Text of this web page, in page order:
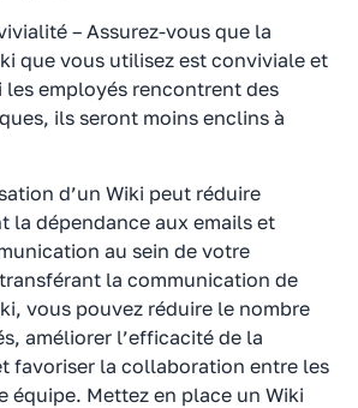
– Assurez-vous que la
que vous utilisez est conviviale et
les employés rencontrent des
ils seront moins enclins à
d’un Wiki peut réduire
la dépendance aux emails et
au sein de votre
la communication de
vous pouvez réduire le nombre
améliorer l’efficacité de la
favoriser la collaboration entre les
équipe. Mettez en place un Wiki